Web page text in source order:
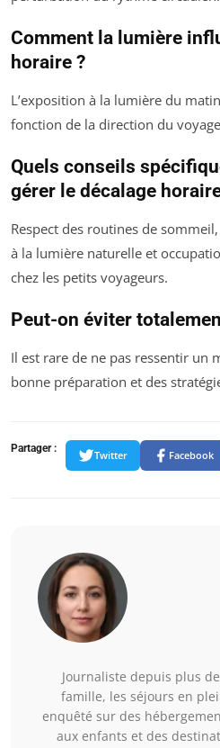
Comment la lumière
horaire ?
L’exposition à la lumière du
fonction de la direction du
Quels conseils
gérer le décalage
Respect des routines de
à la lumière naturelle et
chez les petits voyageurs.
Peut-on éviter
Il est rare de ne pas ressentir un
bonne préparation et des
Partager :
Twitter Facebook
Journaliste depuis plus
famille, les séjours en
enquêté sur des
aux enfants et des